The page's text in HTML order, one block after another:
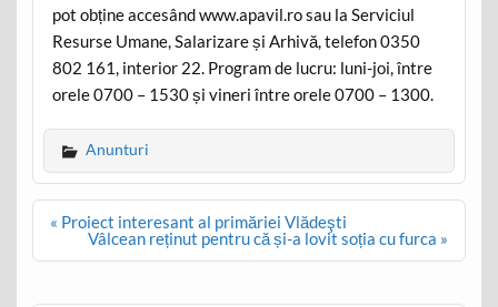
pot obține accesând www.apavil.ro sau la Serviciul
Resurse Umane, Salarizare și Arhivă, telefon 0350
802 161, interior 22. Program de lucru: luni-joi, între
orele 0700 – 1530 și vineri între orele 0700 – 1300.
Anunturi
Post
navigation
« Proiect interesant al primăriei Vlădeşti
Vâlcean reținut pentru că și-a lovit soția cu furca »